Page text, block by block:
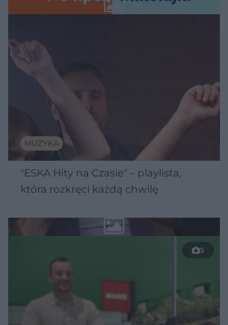
MUZYKA
"ESKA Hity na Czasie" – playlista,
która rozkręci każdą chwilę
5